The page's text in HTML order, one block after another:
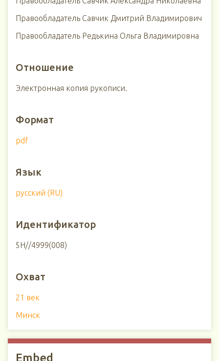
Правообладатель Савчик Дмитрий Владимирович
Правообладатель Редькина Ольга Владимировна
Отношение
Электронная копия рукописи.
Формат
pdf
Язык
русский (RU)
Идентификатор
5Н//4999(008)
Охват
21 век
Минск
Embed